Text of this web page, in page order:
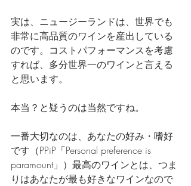
実は、ニュージーランドは、世界でも
非常に高品質のワインを産出している
のです。コストパフォーマンスを考慮
すれば、多分世界一のワインと言える
と思います。
本当？と疑うのは当然ですね。
一番大切なのは、あなたの好み・嗜好
です（PPiP「Personal preference is
paramount」）最高のワインとは、つま
りはあなたが最も好きなワインなので